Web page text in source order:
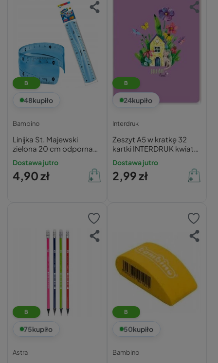
B
48kupiło
Bambino
Linijka St. Majewski
zielona 20 cm odporna
na złamanie
Dostawa jutro
4,90 zł
B
24kupiło
Interdruk
Zeszyt A5 w kratkę 32
kartki INTERDRUK kwiaty
dla dziewczynki
Dostawa jutro
2,99 zł
B
75kupiło
Astra
B
50kupiło
Bambino